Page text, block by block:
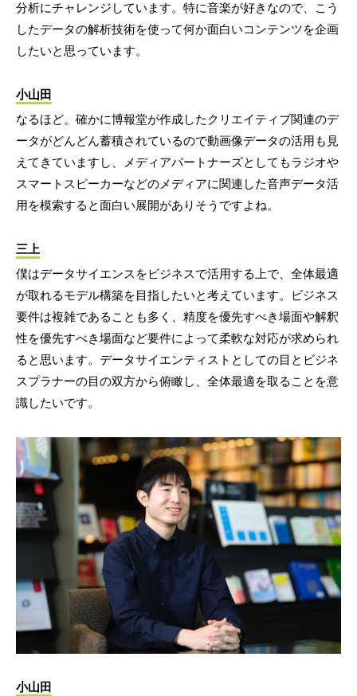
分析にチャレンジしています。特に音楽が好きなので、こう
したデータの解析技術を使って何か面白いコンテンツを企画
したいと思っています。
小山田
なるほど。確かに博報堂が作成したクリエイティブ関連のデ
ータがどんどん蓄積されているので動画像データの活用も見
えてきていますし、メディアパートナーズとしてもラジオや
スマートスピーカーなどのメディアに関連した音声データ活
用を模索すると面白い展開がありそうですよね。
三上
僕はデータサイエンスをビジネスで活用する上で、全体最適
が取れるモデル構築を目指したいと考えています。ビジネス
要件は複雑であることも多く、精度を優先すべき場面や解釈
性を優先すべき場面など要件によって柔軟な対応が求められ
ると思います。データサイエンティストとしての目とビジネ
スプラナーの目の双方から俯瞰し、全体最適を取ることを意
識したいです。
小山田